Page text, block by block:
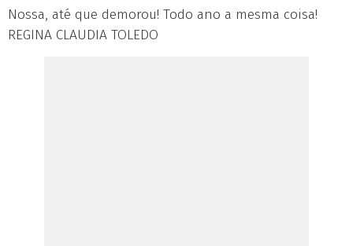
Nossa, até que demorou! Todo ano a mesma coisa!
REGINA CLAUDIA TOLEDO